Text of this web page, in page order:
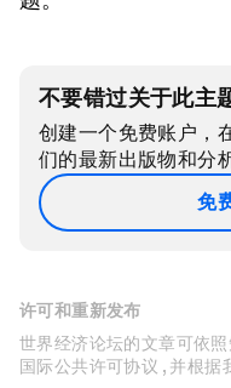
不要错过关于此主
创建一个免费账户，
们的最新出版物和分析
免
许可和重新发布
世界经济论坛的文章可依
国际公共许可协议 , 并根据